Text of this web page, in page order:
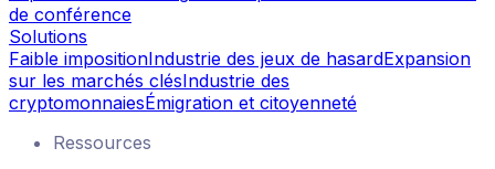
de conférence
Solutions
Faible impositionIndustrie des jeux de hasardExpansion
sur les marchés clésIndustrie des
cryptomonnaiesÉmigration et citoyenneté
Ressources